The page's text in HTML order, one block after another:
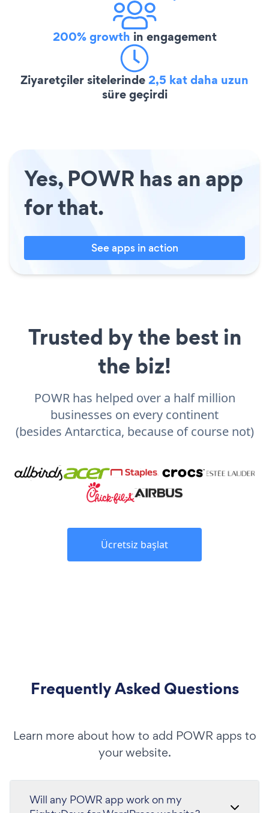
200% growth in engagement
Ziyaretçiler sitelerinde2,5 kat daha uzun
süre geçirdi
Yes, POWR has an app
for that.
See apps in action
Trusted by the best in
the biz!
POWR has helped over a half million
businesses on every continent
(besides Antarctica, because of course not)
Ücretsiz başlat
Frequently Asked Questions
Learn more about how to add POWR apps to
your website.
Will any POWR app work on my